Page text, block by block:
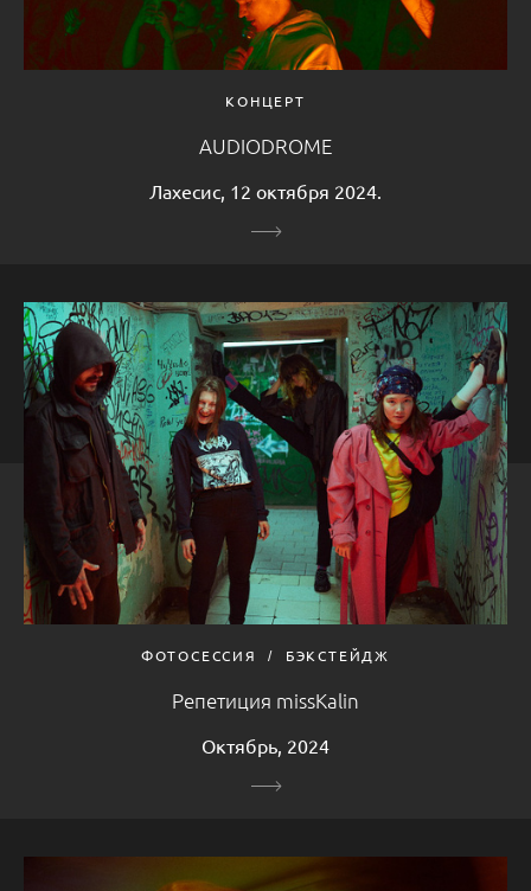
КОНЦЕРТ
AUDIODROME
Лахесис, 12 октября 2024.
ФОТОСЕССИЯ БЭКСТЕЙДЖ
Репетиция missKalin
Октябрь, 2024